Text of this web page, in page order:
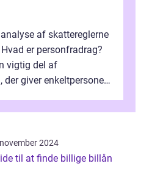
af skattereglerne
er personfradrag?
vigtig del af
giver enkeltpersoner
2024
til at finde billige billån